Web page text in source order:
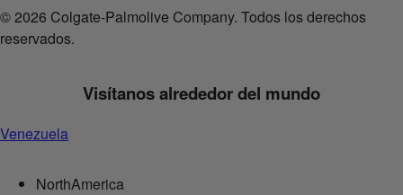
© 2026 Colgate-Palmolive Company. Todos los derechos
reservados.
Visítanos alrededor del mundo
Venezuela
NorthAmerica